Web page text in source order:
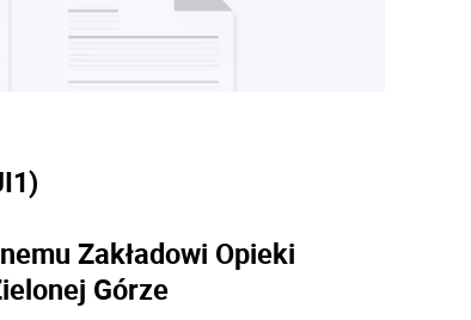
1)
Zakładowi Opieki
Górze